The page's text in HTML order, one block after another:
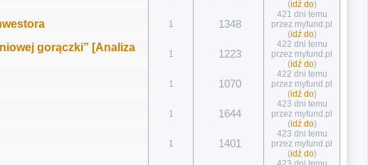
(idź do)
1 1348
421 dni temu
przez myfund.pl
(idź do)
gorączki” [Analiza
1 1223
422 dni temu
przez myfund.pl
(idź do)
1 1070
422 dni temu
przez myfund.pl
(idź do)
1 1644
423 dni temu
przez myfund.pl
(idź do)
1 1401
423 dni temu
przez myfund.pl
(idź do)